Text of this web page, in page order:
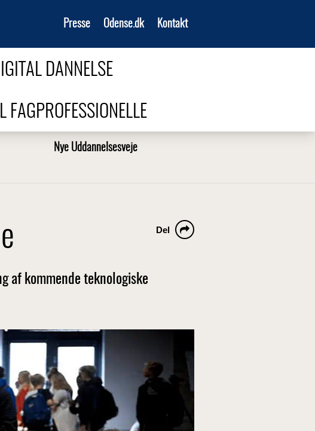
Presse Odense.dk Kontakt
DANNELSE
FAGPROFESSIONELLE
Nye Uddannelsesveje
Del
af kommende teknologiske